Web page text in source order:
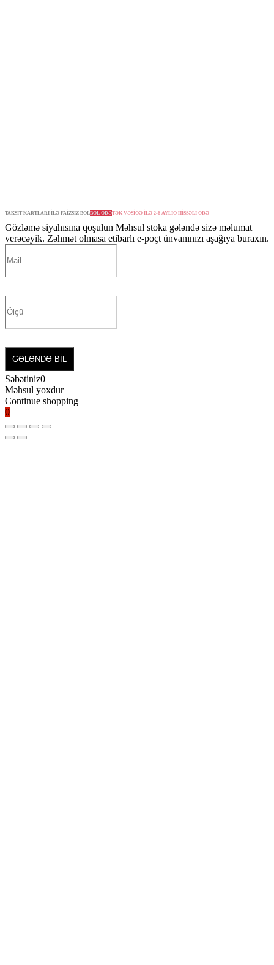
TAKSİT KARTLARI İLƏ FAİZSİZ BÖLBÖL ÖDƏTƏK VƏSİQƏ İLƏ 2-6 AYLIQ HİSSƏLİ ÖDƏ
Gözləmə siyahısına qoşulun Məhsul stoka gələndə sizə məlumat
verəcəyik. Zəhmət olmasa etibarlı e-poçt ünvanınızı aşağıya buraxın.
GƏLƏNDƏ BİL
Səbətiniz0
Məhsul yoxdur
Continue shopping
0